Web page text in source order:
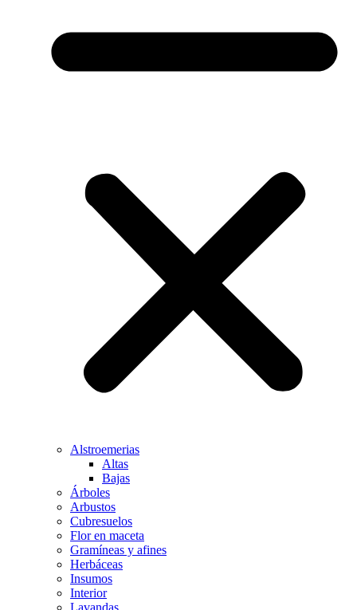
Alstroemerias
Altas
Bajas
Árboles
Arbustos
Cubresuelos
Flor en maceta
Gramíneas y afines
Herbáceas
Insumos
Interior